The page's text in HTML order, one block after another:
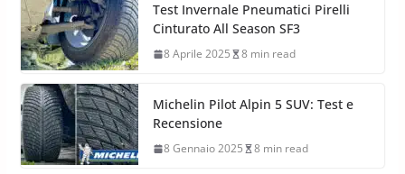
Test Invernale Pneumatici Pirelli
Cinturato All Season SF3
8 Aprile 2025 8 min read
Michelin Pilot Alpin 5 SUV: Test e
Recensione
8 Gennaio 2025 8 min read